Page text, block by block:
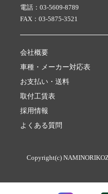
電話：03-5609-8789
FAX：03-5875-3521
会社概要
車種・メーカー対応表
お支払い・送料
取付工賃表
採用情報
よくある質問
Copyright(c)